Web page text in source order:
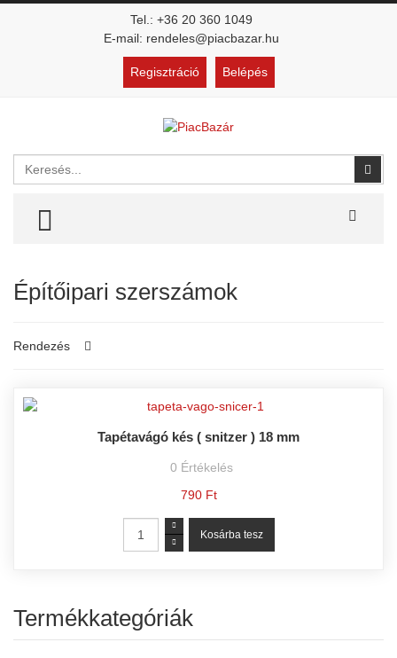
Tel.: +36 20 360 1049
E-mail: rendeles@piacbazar.hu
Regisztráció Belépés
Keresés
TOGGLE MENU
Építőipari szerszámok
Rendezés
Tapétavágó kés ( snitzer ) 18 mm
0 Értékelés
790 Ft
Termékkategóriák